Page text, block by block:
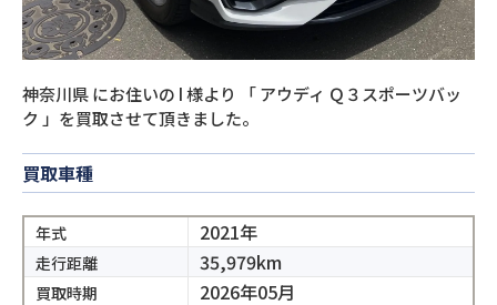
神奈川県にお住いの I様より 「アウディ Ｑ３スポーツバッ
ク 」を買取させて頂きました。
買取車種
年式 2021年
走行距離 35,979km
買取時期 2026年05月